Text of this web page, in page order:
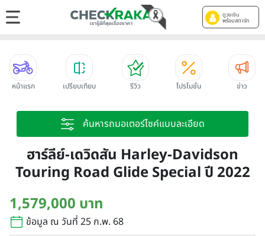
ดูวงเงิน
พร้อมสตาร์ท
หน้าแรก เปรียบเทียบ รีวิว โปรโมชั่น ข่าว
ค้นหารถมอเตอร์ไซค์แบบละเอียด
ฮาร์ลีย์-เดวิดสัน Harley-Davidson
Touring Road Glide Special ปี 2022
1,579,000 บาท
ข้อมูล ณ วันที่ 25 ก.พ. 68